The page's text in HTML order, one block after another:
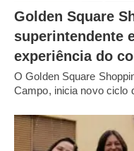
Golden Square
superintendente
experiência do
O Golden Square
Campo, inicia novo ciclo